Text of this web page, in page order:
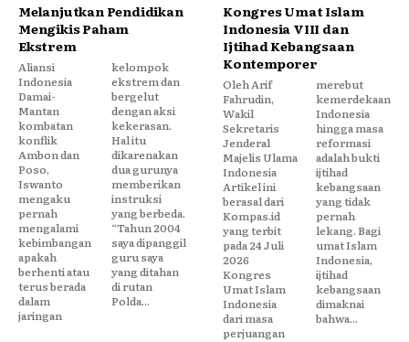
Melanjutkan Pendidikan
Mengikis Paham
Ekstrem
Aliansi
Indonesia
Damai-
Mantan
kombatan
konflik
Ambon dan
Poso,
Iswanto
mengaku
pernah
mengalami
kebimbangan
apakah
berhenti atau
terus berada
dalam
jaringan
kelompok
ekstrem dan
bergelut
dengan aksi
kekerasan.
Hal itu
dikarenakan
dua gurunya
memberikan
instruksi
yang berbeda.
“Tahun 2004
saya dipanggil
guru saya
yang ditahan
di rutan
Polda...
Kongres Umat Islam
Indonesia VIII dan
Ijtihad Kebangsaan
Kontemporer
Oleh Arif
Fahrudin,
Wakil
Sekretaris
Jenderal
Majelis Ulama
Indonesia
Artikel ini
berasal dari
Kompas.id
yang terbit
pada 24 Juli
2026
Kongres
Umat Islam
Indonesia
dari masa
perjuangan
merebut
kemerdekaan
Indonesia
hingga masa
reformasi
adalah bukti
ijtihad
kebangsaan
yang tidak
pernah
lekang. Bagi
umat Islam
Indonesia,
ijtihad
kebangsaan
dimaknai
bahwa...